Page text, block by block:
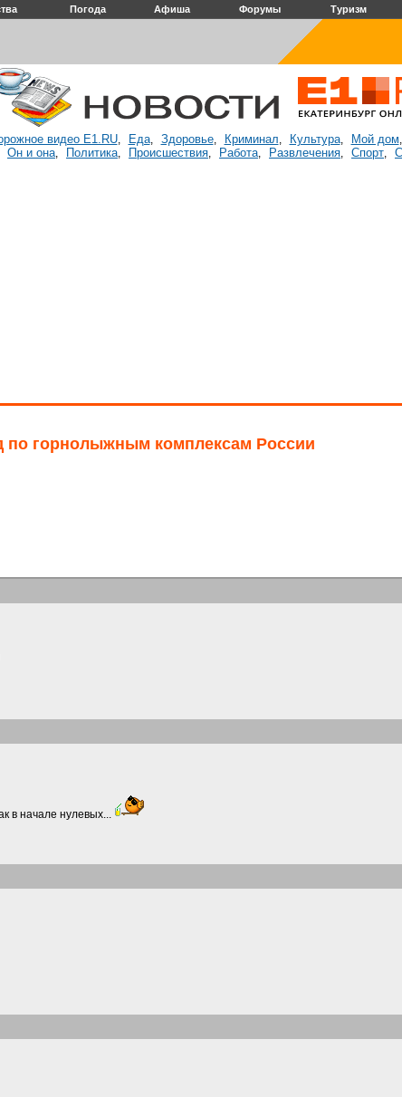
Погода Афиша Форумы Туризм
видео E1.RU, Еда, Здоровье, Криминал, Культура, Мой дом
Он и она, Политика, Происшествия, Работа, Развлечения, Спорт,
по горнолыжным комплексам России
в начале нулевых...